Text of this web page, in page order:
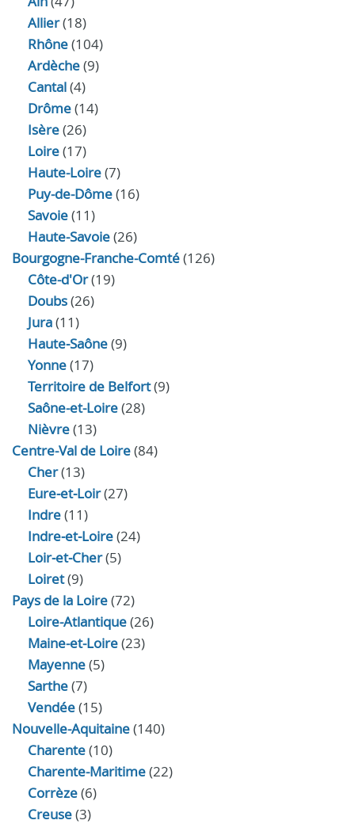
Allier(18)
Rhône(104)
Ardèche(9)
Cantal(4)
Drôme(14)
Isère(26)
Loire(17)
Haute-Loire(7)
Puy-de-Dôme(16)
Savoie(11)
Haute-Savoie(26)
Bourgogne-Franche-Comté(126)
Côte-d'Or(19)
Doubs(26)
Jura(11)
Haute‑Saône(9)
Yonne(17)
Territoire de Belfort(9)
Saône-et-Loire(28)
Nièvre(13)
Centre-Val de Loire(84)
Cher(13)
Eure‑et‑Loir(27)
Indre(11)
Indre‑et‑Loire(24)
Loir‑et‑Cher(5)
Loiret(9)
Pays de la Loire(72)
Loire-Atlantique(26)
Maine-et-Loire(23)
Mayenne(5)
Sarthe(7)
Vendée(15)
Nouvelle-Aquitaine(140)
Charente(10)
Charente-Maritime(22)
Corrèze(6)
Creuse(3)